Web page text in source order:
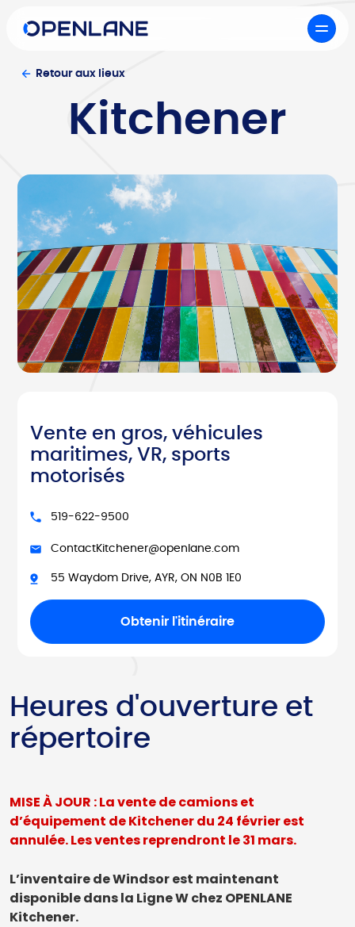
Retour aux lieux
Kitchener
Vente en gros, véhicules
maritimes, VR, sports
motorisés
519-622-9500
ContactKitchener@openlane.com
55 Waydom Drive, AYR, ON N0B 1E0
Obtenir l'itinéraire
Heures d'ouverture et
répertoire
MISE À JOUR : La vente de camions et
d’équipement de Kitchener du 24 février est
annulée. Les ventes reprendront le 31 mars.
L’inventaire de Windsor est maintenant
disponible dans la Ligne W chez OPENLANE
Kitchener.